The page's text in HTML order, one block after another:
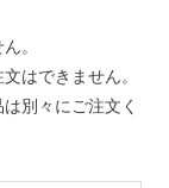
。
はできません。
別々にご注文く